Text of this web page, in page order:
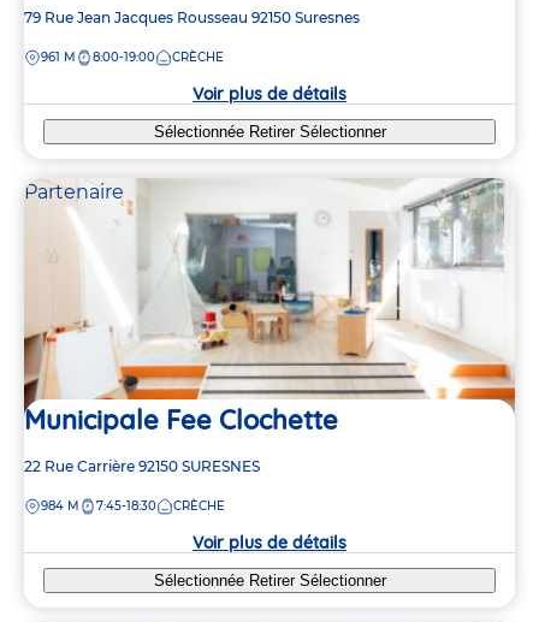
Adresse
la
79 Rue Jean Jacques Rousseau 92150 Suresnes
DISTANCE
961 M 8:00-19:00 CRÈCHE
Voir plus de détails
Sélectionnée Retirer Sélectionner
Partenaire
Municipale Fee Clochette
Adresse
la
22 Rue Carrière 92150 SURESNES
DISTANCE
984 M 7:45-18:30 CRÈCHE
Voir plus de détails
Sélectionnée Retirer Sélectionner